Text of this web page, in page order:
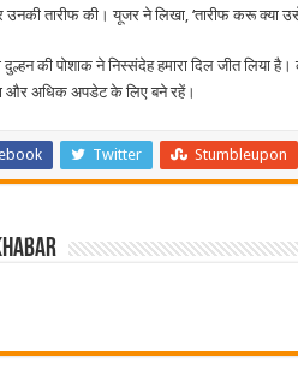
तारीफ की। यूजर ने लिखा, ‘तारीफ करू क्या उसे
की पोशाक ने निस्संदेह हमारा दिल जीत लिया
और अधिक अपडेट के लिए बने रहें।
Twitter Stumbleupon